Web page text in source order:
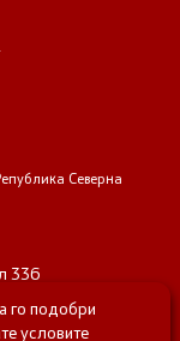
Северна
336
го подобри
условите